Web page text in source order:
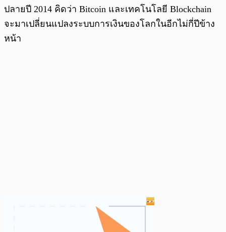
ปลายปี 2014 คิดว่า Bitcoin และเทคโนโลยี Blockchain
จะมาเปลี่ยนแปลงระบบการเงินของโลกในอีกไม่กี่ปีข้าง
หน้า